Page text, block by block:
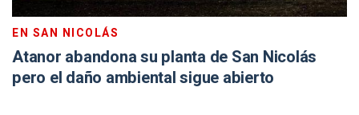
EN SAN NICOLÁS
Atanor abandona su planta de San Nicolás
pero el daño ambiental sigue abierto